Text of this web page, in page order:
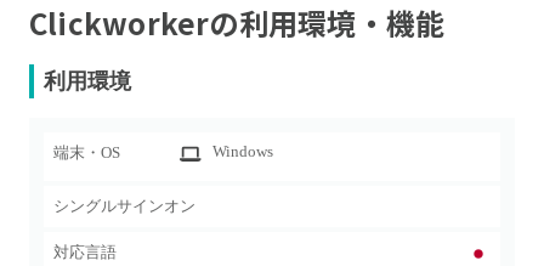
Clickworkerの利用環境・機能
利用環境
端末・OS Windows
シングルサインオン
対応言語